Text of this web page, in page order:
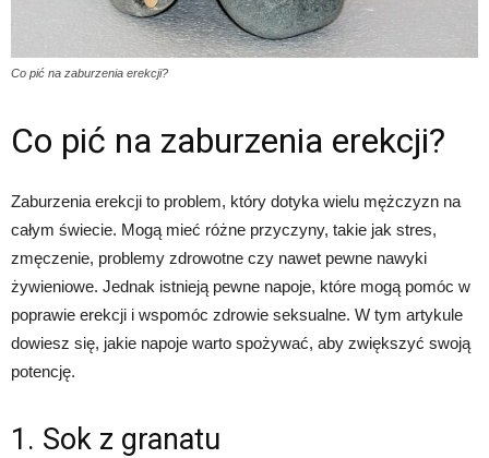
Co pić na zaburzenia erekcji?
Co pić na zaburzenia erekcji?
Zaburzenia erekcji to problem, który dotyka wielu mężczyzn na
całym świecie. Mogą mieć różne przyczyny, takie jak stres,
zmęczenie, problemy zdrowotne czy nawet pewne nawyki
żywieniowe. Jednak istnieją pewne napoje, które mogą pomóc w
poprawie erekcji i wspomóc zdrowie seksualne. W tym artykule
dowiesz się, jakie napoje warto spożywać, aby zwiększyć swoją
potencję.
1. Sok z granatu